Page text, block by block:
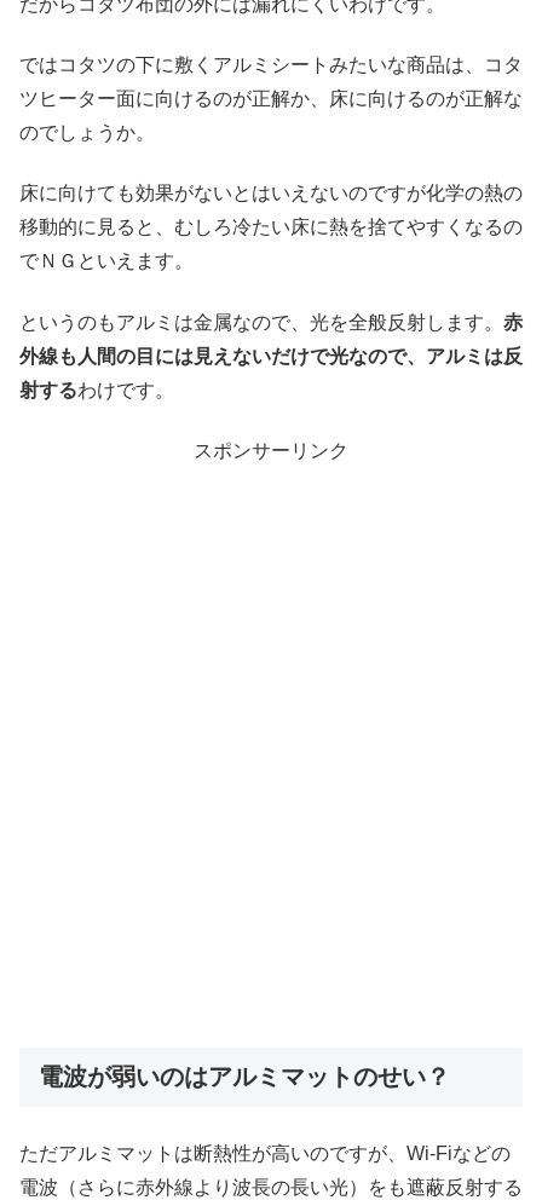
ではコタツの下に敷くアルミシートみたいな商品は、コタ
ツヒーター面に向けるのが正解か、床に向けるのが正解な
のでしょうか。
床に向けても効果がないとはいえないのですが化学の熱の
移動的に見ると、むしろ冷たい床に熱を捨てやすくなるの
でＮＧといえます。
というのもアルミは金属なので、光を全般反射します。 赤
外線も人間の目には見えないだけで光なので、アルミは反
射するわけです。
スポンサーリンク
電波が弱いのはアルミマットのせい？
ただアルミマットは断熱性が高いのですが、Wi-Fiなどの
電波（さらに赤外線より波長の長い光）をも遮蔽反射する